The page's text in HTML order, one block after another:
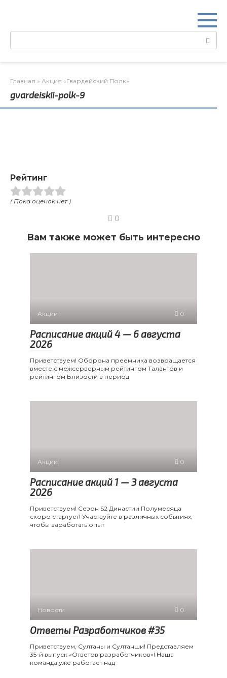
Поиск:
Главная » Акция «Гвардейский Полк»
gvardeiskii-polk-9
Рейтинг
( Пока оценок нет )
0
Вам также может быть интересно
Акции 0
Расписание акций 4 — 6 августа
2026
Приветствуем! Оборона преемника возвращается
вместе с межсерверным рейтингом Талантов и
рейтингом Близости в период
Акции 0
Расписание акций 1 — 3 августа
2026
Приветствуем! Сезон S2 Династии Полумесяца
скоро стартует! Участвуйте в различных событиях,
чтобы заработать опыт
Новости 0
Ответы Разработчиков #35
Приветствуем, Султаны и Султанши! Представляем
35-й выпуск «Ответов разработчиков»! Наша
команда уже работает над